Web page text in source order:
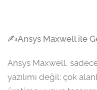
✍Ansys Maxwell ile
Ansys Maxwell,
yazılımı değil; çok